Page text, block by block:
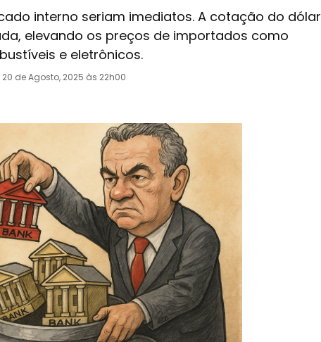
interno seriam imediatos. A cotação do dólar
elevando os preços de importados como
e eletrônicos.
20 de Agosto, 2025 às 22h00